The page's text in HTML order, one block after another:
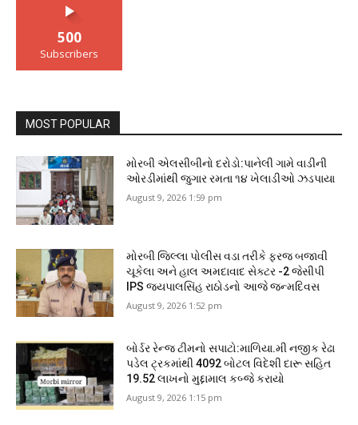
500
Subscribers
MOST POPULAR
મોરબી એલસીબીનો દરોડો:પાનેલી ગામે વાડીની
ઓરડીમાંથી જુગાર રમતા ૧૪ ખેલાડીઓ ઝડપાયા
August 9, 2026 1:59 pm
મોરબી જિલ્લા પોલીસ વડા તરીકે ફરજ બજાવી
ચૂકેલા અને હાલ અમદાવાદ સેક્ટર -2 જેસીપી
IPS જયપાલસિંહ રાઠોડનો આજે જન્મદિવસ
August 9, 2026 1:52 pm
બોર્ડર રેન્જ ટીમનો સપાટો:માળિયા.મી નજીક રેઢા
પડેલ ટ્રકમાંથી 4092 બોટલ વિદેશી દારૂ સહિત
19.52 લાખનો મુદ્દામાલ કબ્જે કરાયો
August 9, 2026 1:15 pm